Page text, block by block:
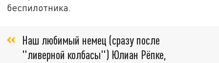
беспилотника.
Наш любимый немец (сразу после
"ливерной колбасы") Юлиан Рёпке,